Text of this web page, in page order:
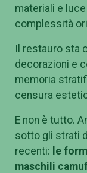
materiali e
complessità
Il restauro sta
decorazioni e
memoria
censura
E non è tutto.
sotto gli strati
recenti: le
maschili